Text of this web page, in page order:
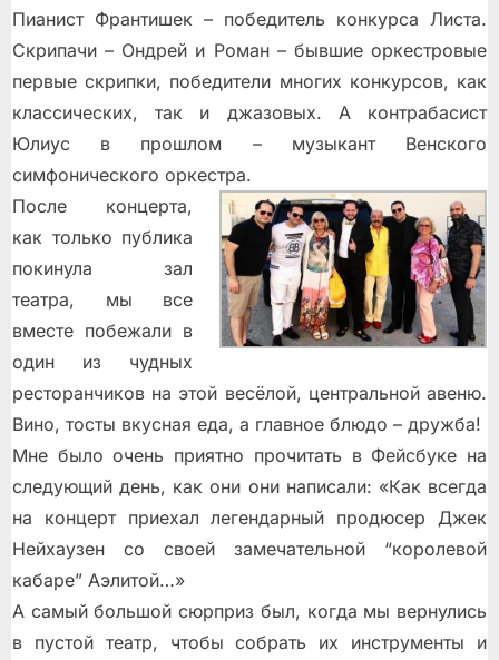
Пианист Франтишек – победитель конкурса Листа.
Скрипачи – Ондрей и Роман – бывшие оркестровые
первые скрипки, победители многих конкурсов, как
классических, так и джазовых. А контрабасист
Юлиус в прошлом – музыкант Венского
симфонического оркестра.
После концерта,
как только публика
покинула зал
театра, мы все
вместе побежали в
один из чудных
ресторанчиков на этой весёлой, центральной авеню.
Вино, тосты вкусная еда, а главное блюдо – дружба!
Мне было очень приятно прочитать в Фейсбуке на
следующий день, как они они написали: «Как всегда
на концерт приехал легендарный продюсер Джек
Нейхаузен со своей замечательной “королевой
кабаре” Аэлитой…»
А самый большой сюрприз был, когда мы вернулись
в пустой театр, чтобы собрать их инструменты и